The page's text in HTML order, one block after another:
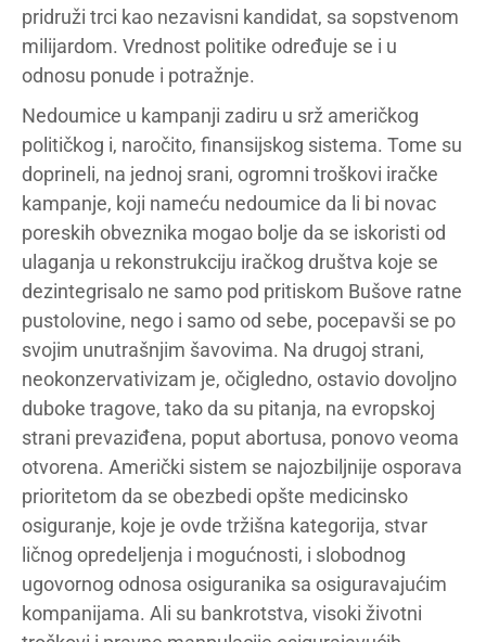
pridruži trci kao nezavisni kandidat, sa sopstvenom
milijardom. Vrednost politike određuje se i u
odnosu ponude i potražnje.
Nedoumice u kampanji zadiru u srž američkog
političkog i, naročito, finansijskog sistema. Tome su
doprineli, na jednoj srani, ogromni troškovi iračke
kampanje, koji nameću nedoumice da li bi novac
poreskih obveznika mogao bolje da se iskoristi od
ulaganja u rekonstrukciju iračkog društva koje se
dezintegrisalo ne samo pod pritiskom Bušove ratne
pustolovine, nego i samo od sebe, pocepavši se po
svojim unutrašnjim šavovima. Na drugoj strani,
neokonzervativizam je, očigledno, ostavio dovoljno
duboke tragove, tako da su pitanja, na evropskoj
strani prevaziđena, poput abortusa, ponovo veoma
otvorena. Američki sistem se najozbiljnije osporava
prioritetom da se obezbedi opšte medicinsko
osiguranje, koje je ovde tržišna kategorija, stvar
ličnog opredeljenja i mogućnosti, i slobodnog
ugovornog odnosa osiguranika sa osiguravajućim
kompanijama. Ali su bankrotstva, visoki životni